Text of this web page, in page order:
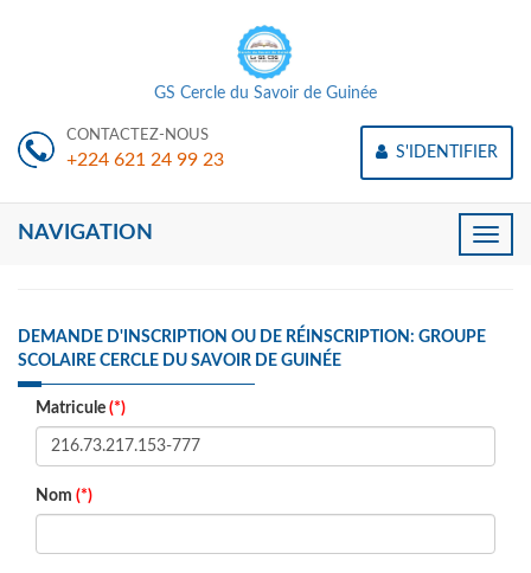
GS Cercle du Savoir de Guinée
CONTACTEZ-NOUS
+224 621 24 99 23 S'IDENTIFIER
Toggle
NAVIGATION
DEMANDE D'INSCRIPTION OU DE RÉINSCRIPTION: GROUPE
SCOLAIRE CERCLE DU SAVOIR DE GUINÉE
Matricule (*)
Nom (*)